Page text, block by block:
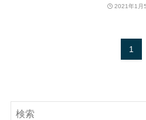
2021年1月
1